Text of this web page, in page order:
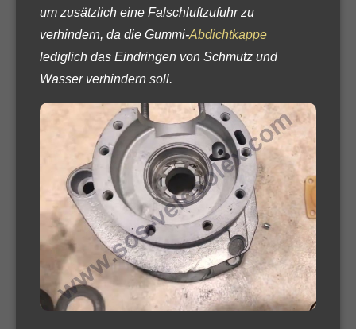
um zusätzlich eine Falschluftzufuhr zu
verhindern, da die Gummi-Abdichtkappe
lediglich das Eindringen von Schmutz und
Wasser verhindern soll.